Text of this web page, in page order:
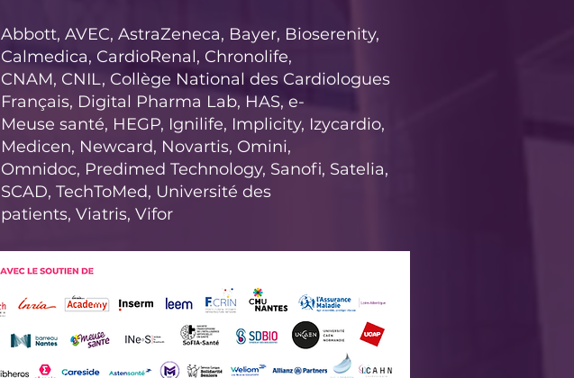
Abbott, AVEC, AstraZeneca, Bayer, Bioserenity,
Calmedica, CardioRenal, Chronolife,
CNAM, CNIL, Collège National des Cardiologues
Français, Digital Pharma Lab, HAS, e-
Meuse santé, HEGP, Ignilife, Implicity, Izycardio,
Medicen, Newcard, Novartis, Omini,
Omnidoc, Predimed Technology, Sanofi, Satelia,
SCAD, TechToMed, Université des
patients, Viatris, Vifor